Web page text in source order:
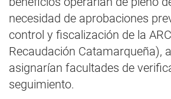
necesidad de aprobaciones
control y fiscalización de la
Recaudación Catamarqueña),
asignarían facultades de
seguimiento.